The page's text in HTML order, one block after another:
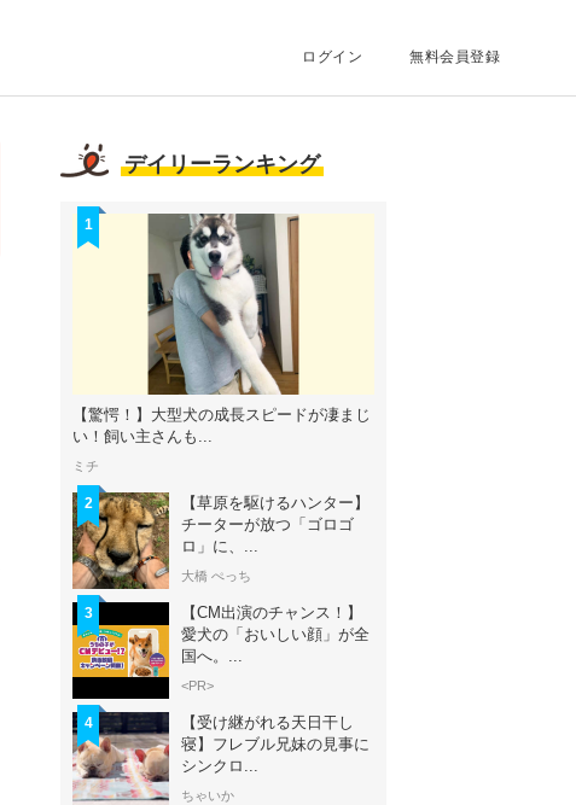
ログイン 無料会員登録
デイリーランキング
1
【驚愕！】大型犬の成長スピードが凄まじ
い！飼い主さんも...
ミチ
2
【草原を駆けるハンター】
チーターが放つ「ゴロゴ
ロ」に、...
大橋 ぺっち
3
【CM出演のチャンス！】
愛犬の「おいしい顔」が全
国へ。...
<PR>
4
【受け継がれる天日干し
寝】フレブル兄妹の見事に
シンクロ...
ちゃいか